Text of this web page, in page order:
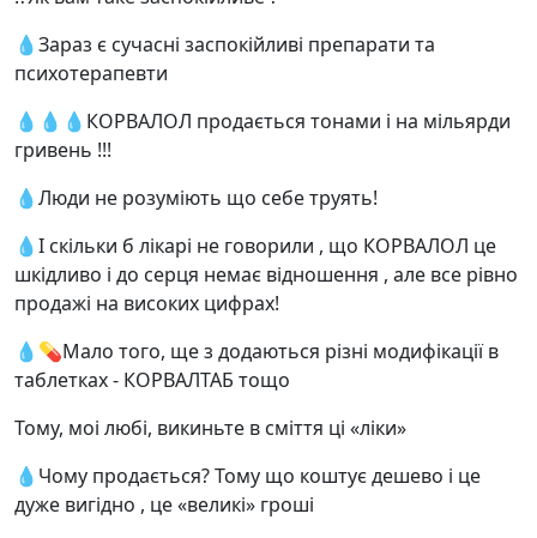
💧Зараз є сучасні заспокійливі препарати та
психотерапевти
💧💧💧КОРВАЛОЛ продається тонами і на мільярди
гривень !!!
💧Люди не розуміють що себе труять!
💧І скільки б лікарі не говорили , що КОРВАЛОЛ це
шкідливо і до серця немає відношення , але все рівно
продажі на високих цифрах!
💧💊Мало того, ще з додаються різні модифікації в
таблетках - КОРВАЛТАБ тощо
Тому, моі любі, викиньте в сміття ці «ліки»
💧Чому продається? Тому що коштує дешево і це
дуже вигідно , це «великі» гроші